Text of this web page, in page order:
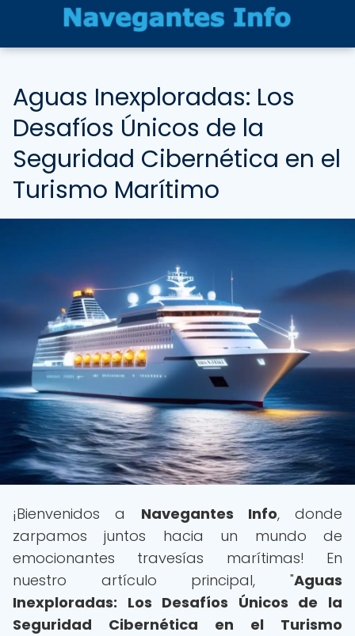
Aguas Inexploradas: Los
Desafíos Únicos de la
Seguridad Cibernética en el
Turismo Marítimo
¡Bienvenidos a Navegantes Info, donde
zarpamos juntos hacia un mundo de
emocionantes travesías marítimas! En
nuestro artículo principal, "Aguas
Inexploradas: Los Desafíos Únicos de la
Seguridad Cibernética en el Turismo